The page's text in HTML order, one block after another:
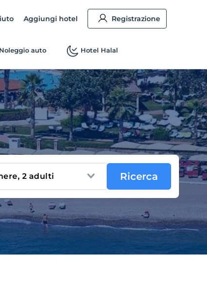
Aggiungi hotel Registrazione
Noleggio auto Hotel Halal
Ricerca